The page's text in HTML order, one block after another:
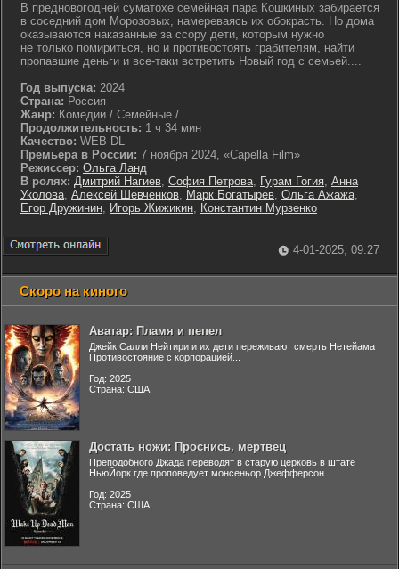
В предновогодней суматохе семейная пара Кошкиных забирается
в соседний дом Морозовых, намереваясь их обокрасть. Но дома
оказываются наказанные за ссору дети, которым нужно
не только помириться, но и противостоять грабителям, найти
пропавшие деньги и все-таки встретить Новый год с семьей....
Год выпуска: 2024
Страна: Россия
Жанр: Комедии / Семейные / .
Продолжительность: 1 ч 34 мин
Качество: WEB-DL
Премьера в России: 7 ноября 2024, «Capella Film»
Режиссер: Ольга Ланд
В ролях: Дмитрий Нагиев, София Петрова, Гурам Гогия, Анна
Уколова, Алексей Шевченков, Марк Богатырев, Ольга Ажажа,
Егор Дружинин, Игорь Жижикин, Константин Мурзенко
4-01-2025, 09:27
Скоро на киного
Аватар: Пламя и пепел
Джейк Салли Нейтири и их дети переживают смерть Нетейама
Противостояние с корпорацией...
Год: 2025
Страна: США
Достать ножи: Проснись, мертвец
Преподобного Джада переводят в старую церковь в штате
НьюЙорк где проповедует монсеньор Джефферсон...
Год: 2025
Страна: США